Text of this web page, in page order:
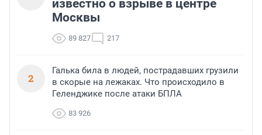
известно о взрыве в центре
Москвы
89 827 217
2
Галька била в людей, пострадавших грузили
в скорые на лежаках. Что происходило в
Геленджике после атаки БПЛА
83 926